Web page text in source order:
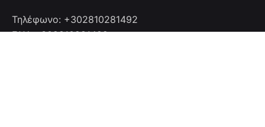
Τηλέφωνο: +302810281492
FAX: +302810281492